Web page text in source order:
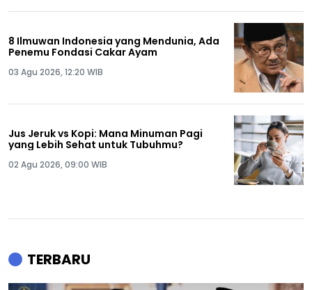
8 Ilmuwan Indonesia yang Mendunia, Ada
Penemu Fondasi Cakar Ayam
03 Agu 2026, 12:20 WIB
Jus Jeruk vs Kopi: Mana Minuman Pagi
yang Lebih Sehat untuk Tubuhmu?
02 Agu 2026, 09:00 WIB
TERBARU